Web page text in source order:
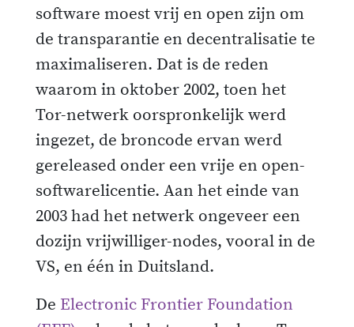
software moest vrij en open zijn om
de transparantie en decentralisatie te
maximaliseren. Dat is de reden
waarom in oktober 2002, toen het
Tor-netwerk oorspronkelijk werd
ingezet, de broncode ervan werd
gereleased onder een vrije en open-
softwarelicentie. Aan het einde van
2003 had het netwerk ongeveer een
dozijn vrijwilliger-nodes, vooral in de
VS, en één in Duitsland.
De Electronic Frontier Foundation